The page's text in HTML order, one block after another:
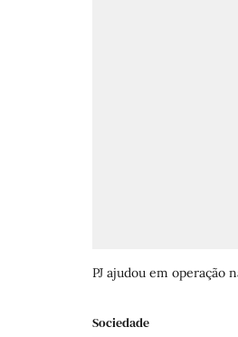
PJ ajudou em operação
Sociedade